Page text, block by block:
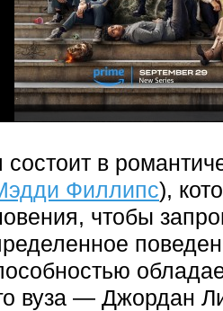
в
Филлипс),
чтобы
вуза — Джордан